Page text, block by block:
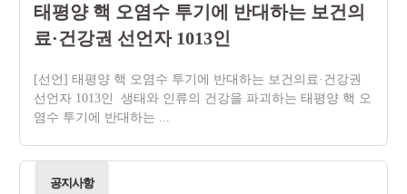
태평양 핵 오염수 투기에 반대하는 보건의
료·건강권 선언자 1013인
[선언] 태평양 핵 오염수 투기에 반대하는 보건의료·건강권
선언자 1013인 생태와 인류의 건강을 파괴하는 태평양 핵 오
염수 투기에 반대하는 ...
공지사항